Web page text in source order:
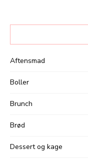
Aftensmad
Boller
Brunch
Brød
Dessert og kage